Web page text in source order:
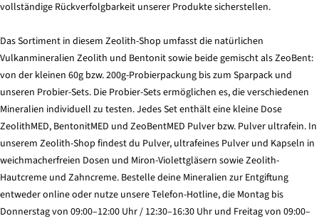
vollständige Rückverfolgbarkeit unserer Produkte sicherstellen.
Das Sortiment in diesem Zeolith-Shop umfasst die natürlichen
Vulkanmineralien Zeolith und Bentonit sowie beide gemischt als ZeoBent:
von der kleinen 60g bzw. 200g-Probierpackung bis zum Sparpack und
unseren Probier-Sets. Die Probier-Sets ermöglichen es, die verschiedenen
Mineralien individuell zu testen. Jedes Set enthält eine kleine Dose
ZeolithMED, BentonitMED und ZeoBentMED Pulver bzw. Pulver ultrafein. In
unserem Zeolith-Shop findest du Pulver, ultrafeines Pulver und Kapseln in
weichmacherfreien Dosen und Miron-Violettgläsern sowie Zeolith-
Hautcreme und Zahncreme. Bestelle deine Mineralien zur Entgiftung
entweder online oder nutze unsere Telefon-Hotline, die Montag bis
Donnerstag von 09:00–12:00 Uhr / 12:30–16:30 Uhr und Freitag von 09:00–